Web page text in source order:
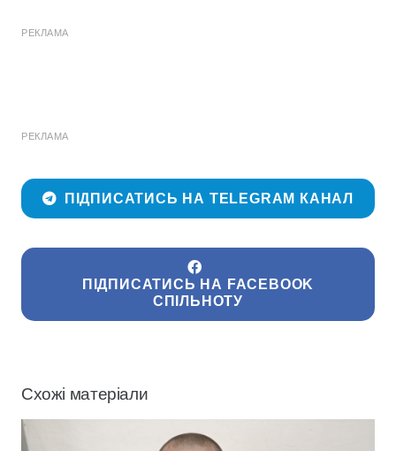
РЕКЛАМА
РЕКЛАМА
ПІДПИСАТИСЬ НА TELEGRAM КАНАЛ
ПІДПИСАТИСЬ НА FACEBOOK
СПІЛЬНОТУ
Схожі матеріали